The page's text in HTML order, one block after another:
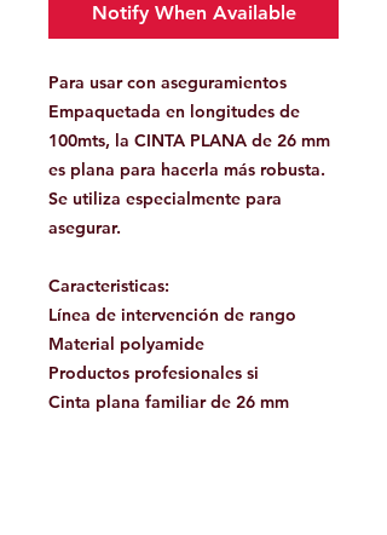
Notify When Available
Para usar con aseguramientos
Empaquetada en longitudes de
100mts, la CINTA PLANA de 26 mm
es plana para hacerla más robusta.
Se utiliza especialmente para
asegurar.
Caracteristicas:
Línea de intervención de rango
Material polyamide
Productos profesionales si
Cinta plana familiar de 26 mm